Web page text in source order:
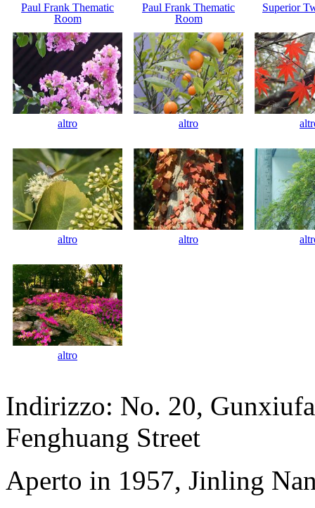
Paul Frank Thematic
Room
Paul Frank Thematic
Room
Superior
altro altro
altro altro
altro
Indirizzo: No. 20,
Fenghuang Street
Aperto in 1957, Jinling